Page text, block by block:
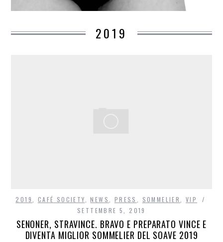
2019
2019 CAFÉ SOCIETY ,NEWS PRESS SOMMELIER ,VIP
SETTEMBRE 5, 2019
SENONER, STRAVINCE. BRAVO E PREPARATO VINCE E
DIVENTA MIGLIOR SOMMELIER DEL SOAVE 2019